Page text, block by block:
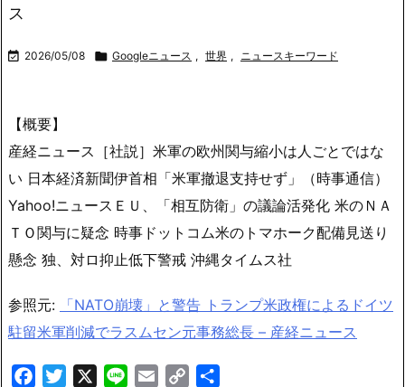
ス
 2026/05/08  Googleニュース , 世界 , ニュースキーワード
【概要】
産経ニュース［社説］米軍の欧州関与縮小は人ごとではな
い 日本経済新聞伊首相「米軍撤退支持せず」（時事通信）
Yahoo!ニュースＥＵ、「相互防衛」の議論活発化 米のＮＡ
ＴＯ関与に疑念 時事ドットコム米のトマホーク配備見送り
懸念 独、対ロ抑止低下警戒 沖縄タイムス社
参照元:
「NATO崩壊」と警告 トランプ米政権によるドイツ
駐留米軍削減でラスムセン元事務総長 – 産経ニュース
FacebookTwitter Line Email
Copy